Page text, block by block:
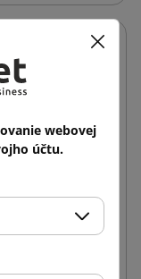
webovej
účtu.